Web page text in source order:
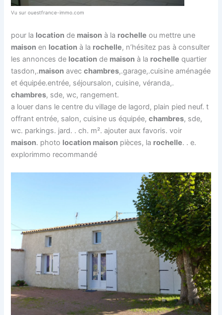
Vu sur ouestfrance-immo.com
pour la location de maison à la rochelle ou mettre une
maison en location à la rochelle, n’hésitez pas à consulter
les annonces de location de maison à la rochelle quartier
tasdon,.maison avecchambres,.garage,.cuisine aménagée
et équipée.entrée, séjoursalon, cuisine, véranda,.
chambres, sde, wc, rangement.
a louer dans le centre du village de lagord, plain pied neuf. t
offrant entrée, salon, cuisine us équipée,chambres, sde,
wc. parkings. jard. . ch. m². ajouter aux favoris. voir
maison. photo location maison pièces, la rochelle. . e.
explorimmo recommandé